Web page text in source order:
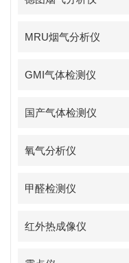
MRU烟气分析仪
GMI气体检测仪
国产气体检测仪
氧气分析仪
甲醛检测仪
红外热成像仪